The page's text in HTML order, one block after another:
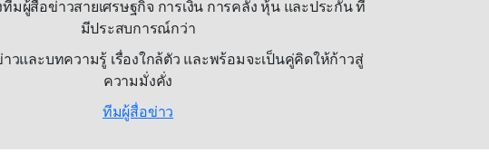
มผู้สื่อข่าวสายเศรษฐกิจ การเงิน การคลัง หุ้น และประกัน ที่
มีประสบการณ์กว่า
วและบทความรู้ เรื่องใกล้ตัว และพร้อมจะเป็นคู่คิดให้ก้าวสู่
ความมั่งคั่ง
ทีมผู้สื่อข่าว